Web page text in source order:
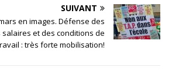
SUIVANT
en images. Défense des
et des conditions de
: très forte mobilisation!